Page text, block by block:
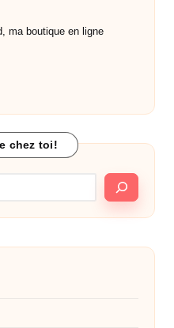
ma boutique en ligne
chez toi!